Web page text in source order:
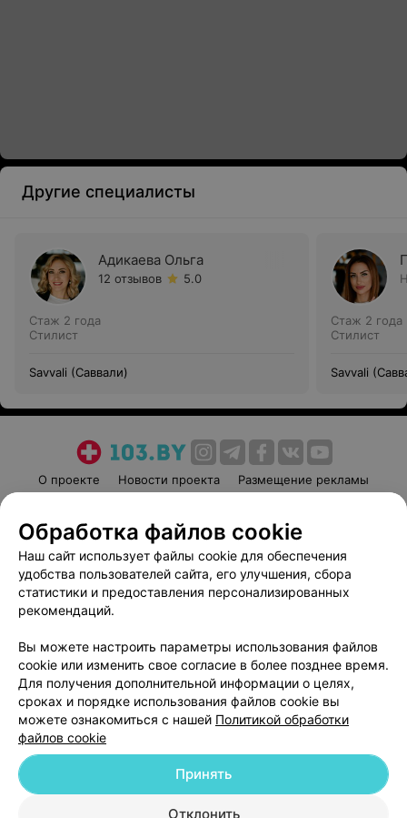
Другие специалисты
Адикаева Ольга
12 отзывов 5.0
Стаж 2 года
Стилист
Savvali (Саввали)
Стаж 2 года
Стилист
Savvali
О проекте Новости проекта
Размещение рекламы
Пользовательское соглашение
Способы оплаты
Вакансии
Партнеры
Написать руководителю 103.by
Обработка персональных данных
© 2026 ООО «Артокс Лаб», УНП 191700409
| 220012, Республика Беларусь,
Обработка файлов cookie
Наш сайт использует файлы cookie для обеспечения
удобства пользователей сайта, его улучшения, сбора
статистики и предоставления персонализированных
рекомендаций.
Вы можете настроить параметры использования файлов
cookie или изменить свое согласие в более позднее время.
Для получения дополнительной информации о целях,
сроках и порядке использования файлов cookie вы
можете ознакомиться с нашей Политикой обработки
файлов cookie
Отклонить
Принять